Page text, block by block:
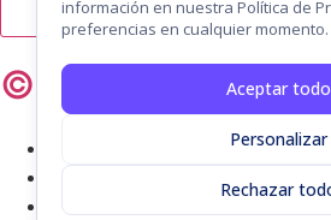
información en nuestra Política de
preferencias en cualquier momento.
Aceptar todo
Personalizar
Rechazar
Menú conmutador hamburguesa
© copyright
Aviso Legal
Política de privacidad